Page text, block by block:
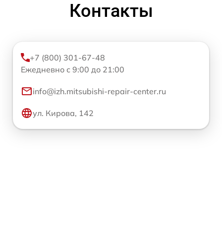
Контакты
+7 (800) 301-67-48
Ежедневно с 9:00 до 21:00
info@izh.mitsubishi-repair-center.ru
ул. Кирова, 142